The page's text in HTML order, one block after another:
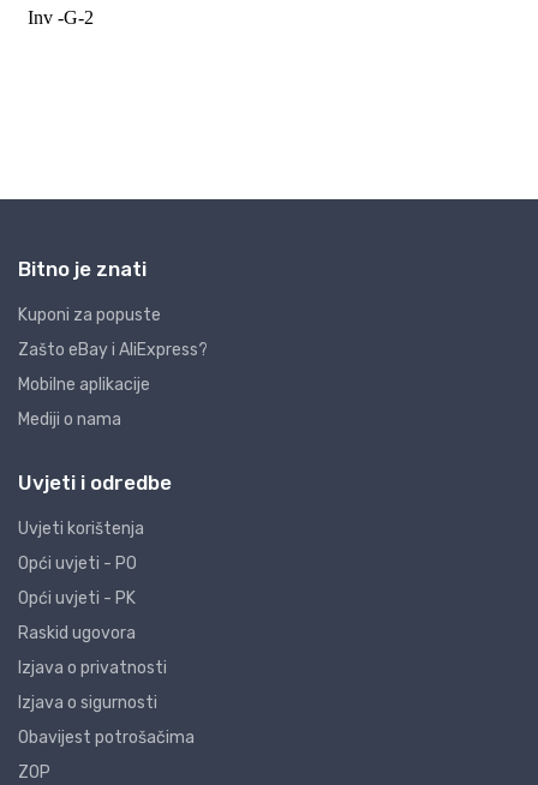
Bitno je znati
Kuponi za popuste
Zašto eBay i AliExpress?
Mobilne aplikacije
Mediji o nama
Uvjeti i odredbe
Uvjeti korištenja
Opći uvjeti - PO
Opći uvjeti - PK
Raskid ugovora
Izjava o privatnosti
Izjava o sigurnosti
Obavijest potrošačima
ZOP